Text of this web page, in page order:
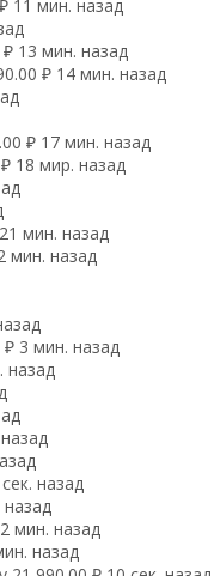
11 мин. назад
13 мин. назад
₽ 14 мин. назад
₽ 17 мин. назад
18 мир. назад
мин. назад
мин. назад
3 мин. назад
назад
назад
мин. назад
назад